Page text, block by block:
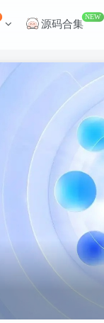
源码合集
NEW